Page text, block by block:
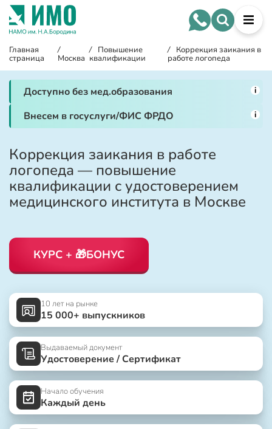
Главная
страница
/
Москва
/ Повышение
квалификации
/ Коррекция заикания в
работе логопеда
Доступно без мед.образования i
Внесем в госуслуги/ФИС ФРДО i
Коррекция заикания в работе
логопеда — повышение
квалификации с удостоверением
медицинского института в Москве
КУРС + 🎁БОНУС
10 лет на рынке
15 000+ выпускников
Выдаваемый документ
Удостоверение / Сертификат
Начало обучения
Каждый день